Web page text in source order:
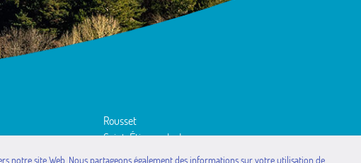
Rousset
Saint-Étienne-le-Laus
Théus
notre site Web. Nous partageons également des informations sur votre utilisation de